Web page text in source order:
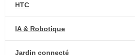
HTC
IA & Robotique
Jardin connecté